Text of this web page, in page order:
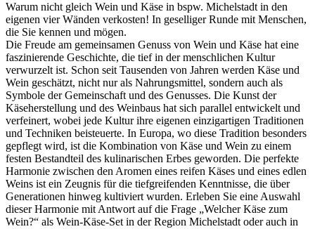
Warum nicht gleich Wein und Käse in bspw. Michelstadt in den
eigenen vier Wänden verkosten! In geselliger Runde mit Menschen,
die Sie kennen und mögen.
Die Freude am gemeinsamen Genuss von Wein und Käse hat eine
faszinierende Geschichte, die tief in der menschlichen Kultur
verwurzelt ist. Schon seit Tausenden von Jahren werden Käse und
Wein geschätzt, nicht nur als Nahrungsmittel, sondern auch als
Symbole der Gemeinschaft und des Genusses. Die Kunst der
Käseherstellung und des Weinbaus hat sich parallel entwickelt und
verfeinert, wobei jede Kultur ihre eigenen einzigartigen Traditionen
und Techniken beisteuerte. In Europa, wo diese Tradition besonders
gepflegt wird, ist die Kombination von Käse und Wein zu einem
festen Bestandteil des kulinarischen Erbes geworden. Die perfekte
Harmonie zwischen den Aromen eines reifen Käses und eines edlen
Weins ist ein Zeugnis für die tiefgreifenden Kenntnisse, die über
Generationen hinweg kultiviert wurden. Erleben Sie eine Auswahl
dieser Harmonie mit Antwort auf die Frage „Welcher Käse zum
Wein?“ als Wein-Käse-Set in der Region Michelstadt oder auch in